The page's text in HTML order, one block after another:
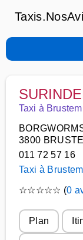
Taxi à Brustem
3800
011 72 57 16
Taxi à Brustem
☆☆☆☆☆ (0
Plan